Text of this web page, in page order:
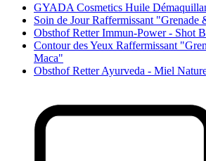
GYADA Cosmetics Huile
Soin de Jour Raffermissant "Grenade
Obsthof Retter Immun-Power - Shot
Contour des Yeux Raffermissant
Maca"
Obsthof Retter Ayurveda - Miel